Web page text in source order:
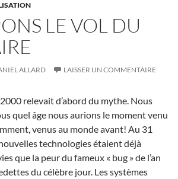
LE VOL DU
ALLARD LAISSER UN COMMENTAIRE
2000 relevait d’abord du mythe. Nous
quel âge nous aurions le moment venu
venus au monde avant! Au 31
technologies étaient déjà
que la peur du fameux « bug » de l’an
du célèbre jour. Les systèmes